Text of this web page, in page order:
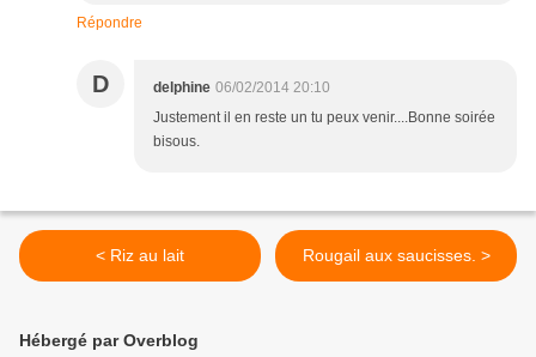
Répondre
D delphine 06/02/2014 20:10
Justement il en reste un tu peux venir....Bonne soirée
bisous.
< Riz au lait Rougail aux saucisses. >
Hébergé par Overblog